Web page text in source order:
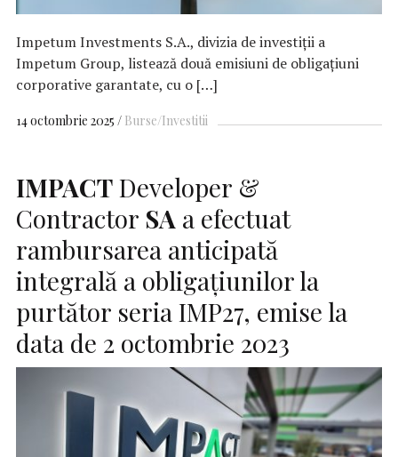
Impetum Investments S.A., divizia de investiţii a
Impetum Group, listează două emisiuni de obligaţiuni
corporative garantate, cu o […]
14 octombrie 2025 Burse/Investitii
IMPACTDeveloper &
Contractor SA a efectuat
rambursarea anticipată
integrală a obligațiunilor la
purtător seria IMP27, emise la
data de 2 octombrie 2023